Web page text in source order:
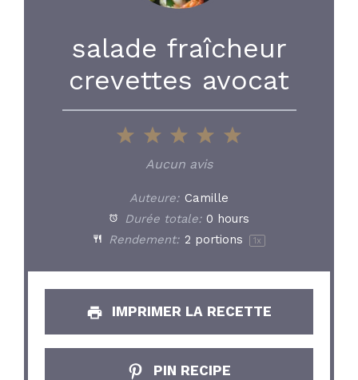
salade fraîcheur
crevettes avocat
5
4
3
Stars
2
Stars
1
Star
Aucun avis
Auteure: Camille
Durée totale: 0 hours
Rendement: 2 portions 1x
IMPRIMER LA RECETTE
PIN RECIPE